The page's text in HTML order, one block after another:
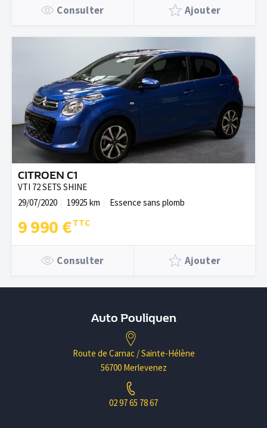
Consulter Ajouter
CITROEN C1
VTI 72 SETS SHINE
29/07/2020
19925 km Essence sans plomb
9 990 €
Consulter Ajouter
Auto Pouliquen
Route de Carnac / Sainte-Hélène
56700 Merlevenez
02 97 65 78 67